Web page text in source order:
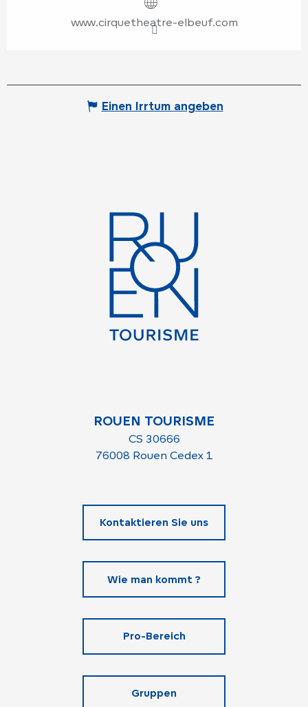
www.cirquetheatre-elbeuf.com
Einen Irrtum angeben
ROUEN TOURISME
CS 30666
76008 Rouen Cedex 1
Kontaktieren Sie uns
Wie man kommt ?
Pro-Bereich
Gruppen